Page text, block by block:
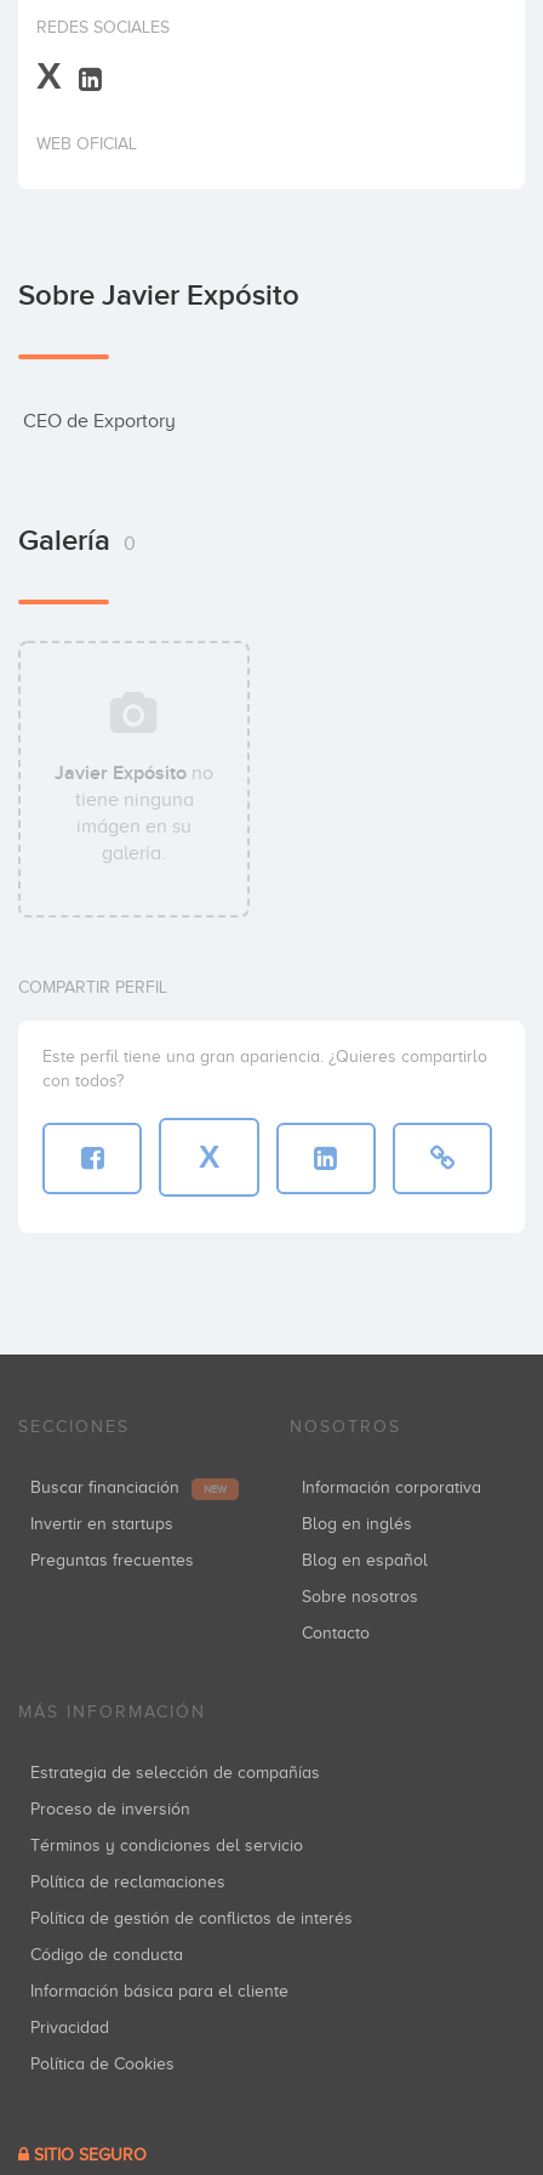
Invertir
REDES SOCIALES
X
WEB OFICIAL
Sobre Javier Expósito
CEO de Exportory
Galería 0
Javier Expósito no
tiene ninguna
imágen en su
galería.
COMPARTIR PERFIL
Este perfil tiene una gran apariencia. ¿Quieres compartirlo
con todos?
X
SECCIONES
Buscar financiación NEW
Invertir en startups
Preguntas frecuentes
NOSOTROS
Información corporativa
Blog en inglés
Blog en español
Sobre nosotros
Contacto
MÁS INFORMACIÓN
Estrategia de selección de compañías
Proceso de inversión
Términos y condiciones del servicio
Política de reclamaciones
Política de gestión de conflictos de interés
Código de conducta
Información básica para el cliente
Privacidad
Política de Cookies
SITIO SEGURO